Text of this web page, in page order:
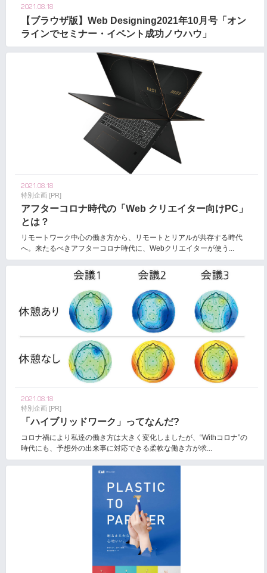
2021.08.18
【ブラウザ版】Web Designing2021年10月号「オン
ラインでセミナー・イベント成功ノウハウ」
2021.08.18
特別企画 [PR]
アフターコロナ時代の「Web クリエイター向けPC」
とは？
リモートワーク中心の働き方から、リモートとリアルが共存する時代
へ。来たるべきアフターコロナ時代に、Webクリエイターが使う...
2021.08.18
特別企画 [PR]
「ハイブリッドワーク」ってなんだ?
コロナ禍により私達の働き方は大きく変化しましたが、“Withコロナ”の
時代にも、予想外の出来事に対応できる柔軟な働き方が求...